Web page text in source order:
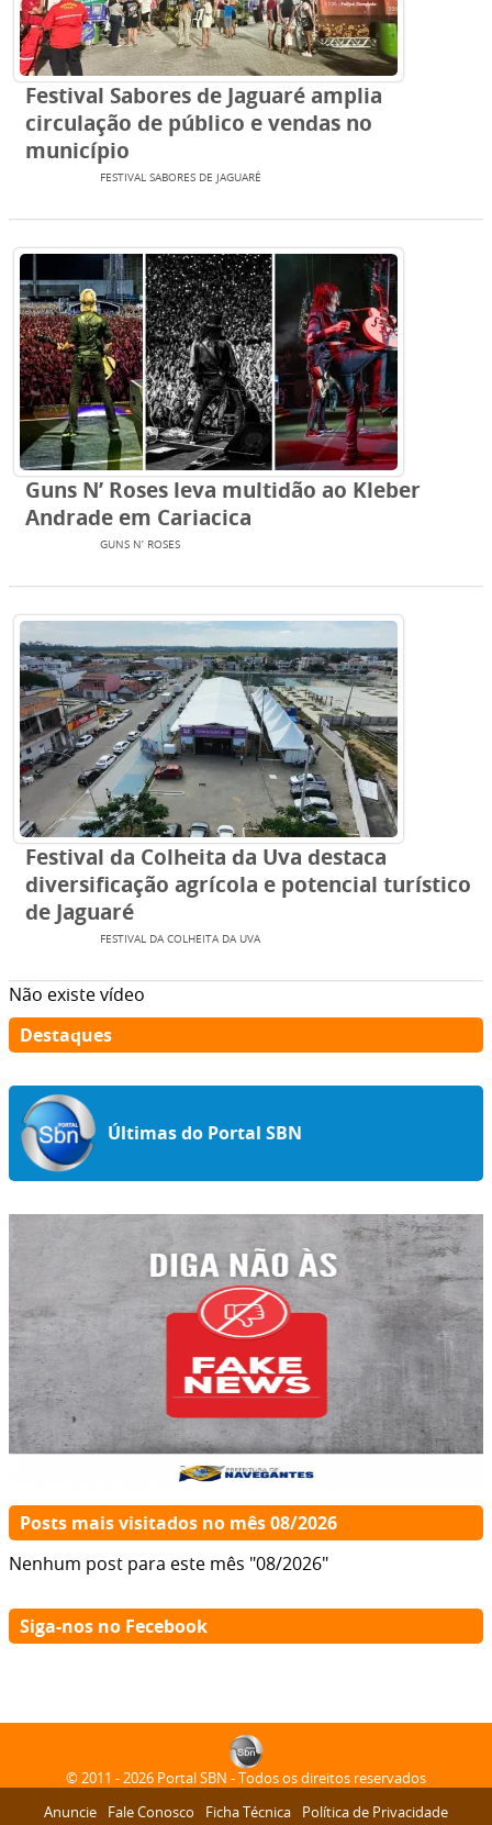
Festival Sabores de Jaguaré amplia
circulação de público e vendas no
município
FESTIVAL SABORES DE JAGUARÉ
Guns N’ Roses leva multidão ao Kleber
Andrade em Cariacica
GUNS N’ ROSES
Festival da Colheita da Uva destaca
diversificação agrícola e potencial turístico
de Jaguaré
FESTIVAL DA COLHEITA DA UVA
Não existe vídeo
Destaques
Últimas do Portal SBN
Posts mais visitados no mês 08/2026
Nenhum post para este mês "08/2026"
Siga-nos no Fecebook
© 2011 - 2026 Portal SBN - Todos os direitos reservados
Anuncie
Fale Conosco Ficha Técnica Política de Privacidade